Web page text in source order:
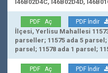
I46B02D4C, I46B02D4D,
PDF Aç PDF İndir
İlçesi, Yerlisu Mahallesi
parseller; 11575 ada 5 parsel;
parsel; 11578 ada 1 parsel;
PDF Aç PDF İndir